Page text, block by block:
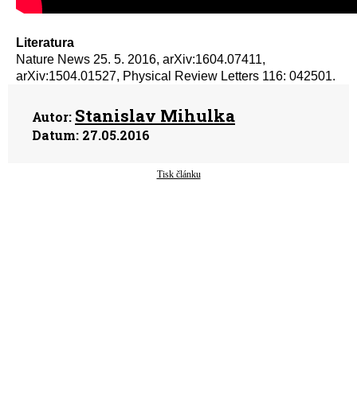
Literatura
Nature News 25. 5. 2016, arXiv:1604.07411,
arXiv:1504.01527, Physical Review Letters 116: 042501.
Autor: Stanislav Mihulka
Datum: 27.05.2016
Tisk článku